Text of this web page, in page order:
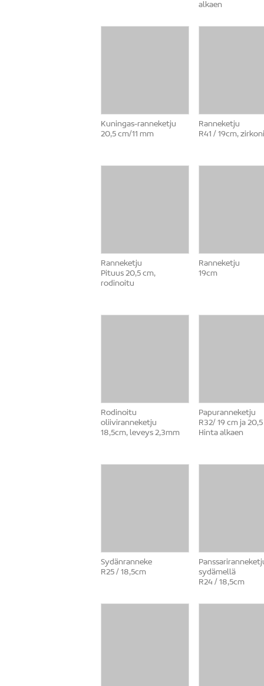
alkaen
Kuningas-ranneketju
20,5 cm/11 mm
Ranneketju
R41 / 19cm, zirkoni
Ranneketju
Pituus 20,5 cm,
rodinoitu
Ranneketju
19cm
Rodinoitu
oliiviranneketju
18,5cm, leveys 2,3mm
Papuranneketju
R32/ 19 cm ja
Hinta alkaen
Sydänranneke
R25 / 18,5cm
sydämellä
R24 / 18,5cm